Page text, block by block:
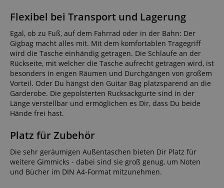
Flexibel bei Transport und Lagerung
Egal, ob zu Fuß, auf dem Fahrrad oder in der Bahn: Der
Gigbag macht alles mit. Mit dem komfortablen Tragegriff
wird die Tasche einhändig getragen. Die Schlaufe an der
Rückseite, mit welcher die Tasche aufrecht getragen wird, ist
besonders in engen Räumen und Durchgängen von großem
Vorteil. Oder Du hängst den Guitar Bag platzsparend an die
Garderobe. Die gepolsterten Rucksackgurte sind in der
Länge verstellbar und ermöglichen es Dir, dass Du beide
Hände frei hast.
Platz für Zubehör
Die sehr geräumigen Außentaschen bieten Dir Platz für
weitere Gimmicks - dabei sind sie groß genug, um Noten
und Bücher im DIN A4-Format mitzunehmen.